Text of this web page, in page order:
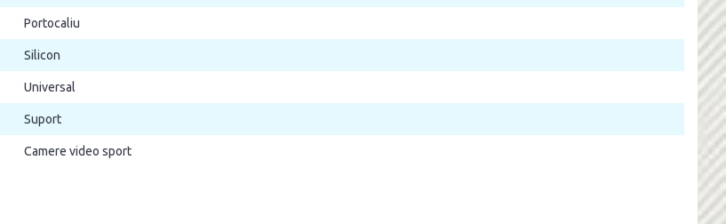
Portocaliu
Silicon
Universal
Suport
Camere video sport